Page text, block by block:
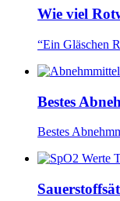
Wie viel
“Ein Gläschen
Bestes
Bestes